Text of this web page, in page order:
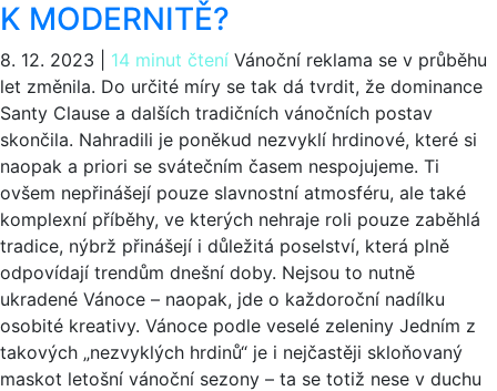
K MODERNITĚ?
8. 12. 2023 14 minut čtení Vánoční reklama se v průběhu
let změnila. Do určité míry se tak dá tvrdit, že dominance
Santy Clause a dalších tradičních vánočních postav
skončila. Nahradili je poněkud nezvyklí hrdinové, které si
naopak a priori se svátečním časem nespojujeme. Ti
ovšem nepřinášejí pouze slavnostní atmosféru, ale také
komplexní příběhy, ve kterých nehraje roli pouze zaběhlá
tradice, nýbrž přinášejí i důležitá poselství, která plně
odpovídají trendům dnešní doby. Nejsou to nutně
ukradené Vánoce – naopak, jde o každoroční nadílku
osobité kreativy. Vánoce podle veselé zeleniny Jedním z
takových „nezvyklých hrdinů“ je i nejčastěji skloňovaný
maskot letošní vánoční sezony – ta se totiž nese v duchu